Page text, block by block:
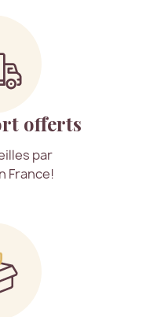
offerts
par
France!